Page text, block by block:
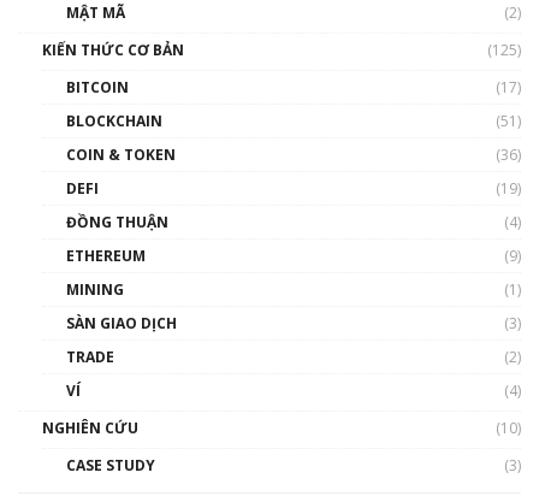
00:43:47
như thể nào?
00:39:31
Phổ cập Blockchain
thống & Crypto qua các cuộc chiến | Phổ cập
MẬT MÃ
(2)
KIẾN THỨC CƠ BẢN
(125)
BITCOIN
(17)
BLOCKCHAIN
(51)
COIN & TOKEN
(36)
DEFI
(19)
ĐỒNG THUẬN
(4)
ETHEREUM
(9)
MINING
(1)
SÀN GIAO DỊCH
(3)
TRADE
(2)
VÍ
(4)
NGHIÊN CỨU
(10)
CASE STUDY
(3)